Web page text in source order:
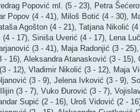
Popović ml. (5 - 23), Petra
Popov (4 - 41), Miloš Botić (4 - 30),
Agošton (4 - 21), Tatjana Nikolić
(4 - 17), Siniša Uverić (4 - 17), Lena
(3 - 41), Maja Radonjić (3 -
- 16), Aleksandra Atanasković (3 -
- 12), Vladimir Nikolić (3 - 12), Maja
(3 - 9), Jelena Ivković (3 - 9),
(3 - 7), Vuko Đurović (3 - 7),
Supić (2 - 16), Uroš Vidović (2 -